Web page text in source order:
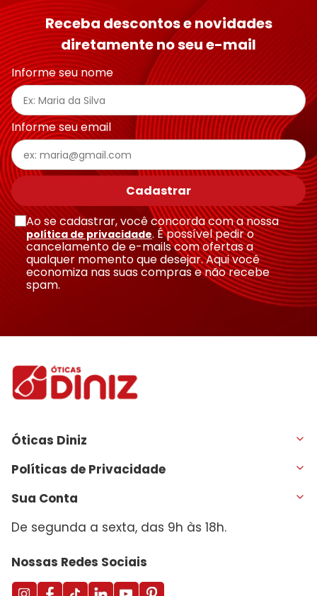
Receba descontos e novidades
diretamente no seu e-mail
Informe seu nome
Informe seu email
Cadastrar
Ao se cadastrar, você concorda com a nossa
política de privacidade. É possível pedir o
cancelamento de e-mails com ofertas a
qualquer momento que desejar. Aqui você
economiza nas suas compras e não recebe
spam.
Óticas Diniz
Políticas de Privacidade
Sua Conta
De segunda a sexta, das 9h às 18h.
Nossas Redes Sociais